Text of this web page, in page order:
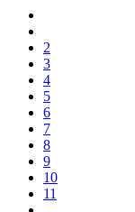
2
3
4
5
6
7
8
9
10
11